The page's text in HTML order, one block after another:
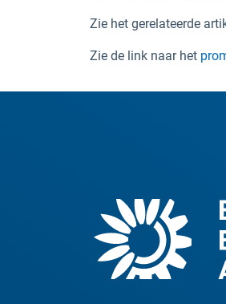
Zie het gerelateerde
Zie de link naar het